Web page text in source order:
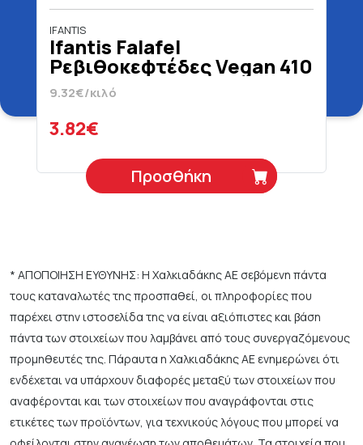
IFANTIS
Ifantis Falafel
Ρεβιθοκεφτέδες Vegan 410
gr
9.32€/κιλό
3.82€
Προσθήκη
* ΑΠΟΠΟΙΗΣΗ ΕΥΘΥΝΗΣ: Η Χαλκιαδάκης ΑΕ σεβόμενη πάντα
τους καταναλωτές της προσπαθεί, οι πληροφορίες που
παρέχει στην ιστοσελίδα της να είναι αξιόπιστες και βάση
πάντα των στοιχείων που λαμβάνει από τους συνεργαζόμενους
προμηθευτές της. Πάραυτα η Χαλκιαδάκης ΑΕ ενημερώνει ότι
ενδέχεται να υπάρχουν διαφορές μεταξύ των στοιχείων που
αναφέρονται και των στοιχείων που αναγράφονται στις
ετικέτες των προϊόντων, για τεχνικούς λόγους που μπορεί να